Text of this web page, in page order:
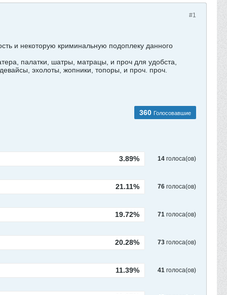
#1
и некоторую криминальную подоплеку данного
палатки, шатры, матрацы, и проч для удобста,
эхолоты, жопники, топоры, и проч. проч.
360 Голосовавшие
3.89% 14 голоса(ов)
21.11% 76 голоса(ов)
19.72% 71 голоса(ов)
20.28% 73 голоса(ов)
11.39% 41 голоса(ов)